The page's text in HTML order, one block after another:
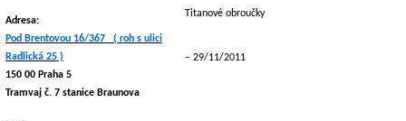
Titanové obroučky
29/11/2011
Adresa:
Pod Brentovou 16/367 ( roh s ulici
Radlická 25 )
150 00 Praha 5
Tramvaj č. 7 stanice Braunova